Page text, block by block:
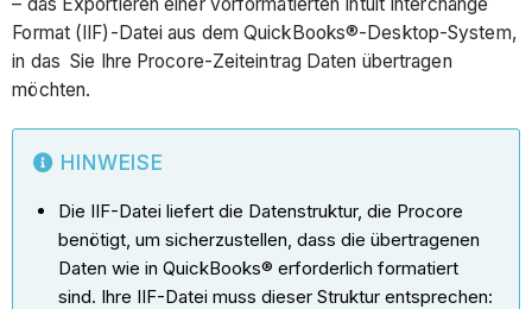
Format (IIF)-Datei aus dem QuickBooks®-Desktop-System,
in das Sie Ihre Procore-Zeiteintrag Daten übertragen
möchten.
HINWEISE
Die IIF-Datei liefert die Datenstruktur, die Procore
benötigt, um sicherzustellen, dass die übertragenen
Daten wie in QuickBooks® erforderlich formatiert
sind. Ihre IIF-Datei muss dieser Struktur entsprechen: